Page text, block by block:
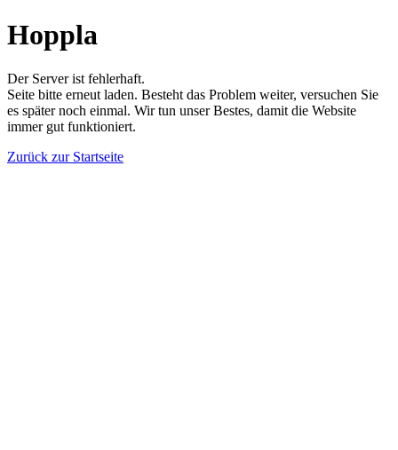
Hoppla
Der Server ist fehlerhaft.
Seite bitte erneut laden. Besteht das Problem weiter, versuchen Sie
es später noch einmal. Wir tun unser Bestes, damit die Website
immer gut funktioniert.
Zurück zur Startseite